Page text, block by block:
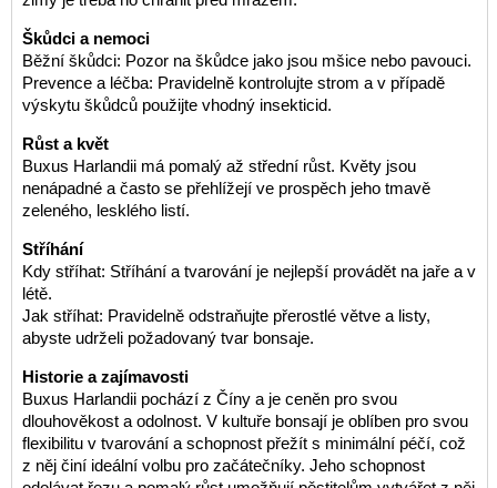
Škůdci a nemoci
Běžní škůdci: Pozor na škůdce jako jsou mšice nebo pavouci.
Prevence a léčba: Pravidelně kontrolujte strom a v případě
výskytu škůdců použijte vhodný insekticid.
Růst a květ
Buxus Harlandii má pomalý až střední růst. Květy jsou
nenápadné a často se přehlížejí ve prospěch jeho tmavě
zeleného, lesklého listí.
Stříhání
Kdy stříhat: Stříhání a tvarování je nejlepší provádět na jaře a v
létě.
Jak stříhat: Pravidelně odstraňujte přerostlé větve a listy,
abyste udrželi požadovaný tvar bonsaje.
Historie a zajímavosti
Buxus Harlandii pochází z Číny a je ceněn pro svou
dlouhověkost a odolnost. V kultuře bonsají je oblíben pro svou
flexibilitu v tvarování a schopnost přežít s minimální péčí, což
z něj činí ideální volbu pro začátečníky. Jeho schopnost